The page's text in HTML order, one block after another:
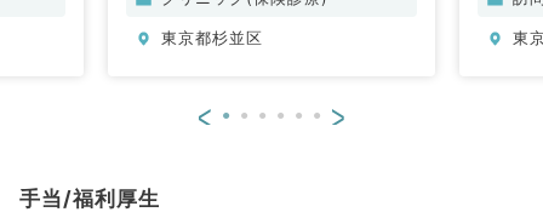
東京都杉並区
科
東
< >
手当/福利厚生